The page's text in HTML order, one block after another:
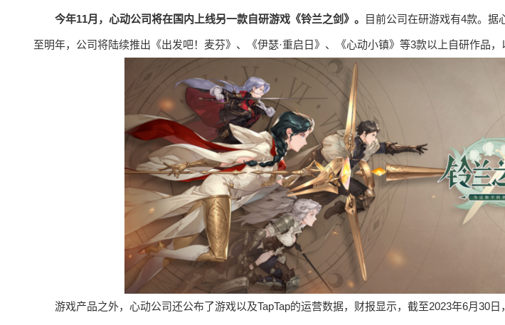
今年11月，心动公司将在国内上线另一款自研游戏《铃兰之剑》。 目前公司在研游戏有4款。据
至明年，公司将陆续推出《出发吧！麦芬》、《伊瑟·重启日》、《心动小镇》等3款以上自研作品，
游戏产品之外，心动公司还公布了游戏以及TapTap的运营数据，财报显示，截至2023年6月30